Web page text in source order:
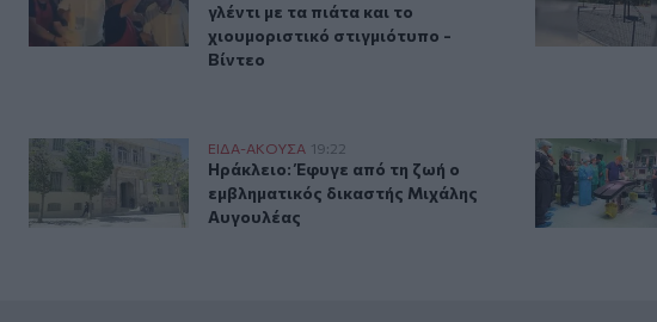
γλέντι με τα πιάτα και το
χιουμοριστικό στιγμιότυπο -
Βίντεο
Η ειρωνική ανάρτηση του δημοσιογράφου
Μαριά Καρυστιανού: Η ειρωνική ανάρτηση του δημοσιογράφου
Ηράκλειο: Έφυγε από τη ζωή ο εμβληματικός δικαστής Μιχάλης
ΕΙΔΑ-ΑΚΟΥΣΑ 19:22
Ηράκλειο: Έφυγε από τη ζωή ο εμβληματικός
Ηράκλειο: Έφυγε από τη ζωή ο
εμβληματικός δικαστής Μιχάλης
Αυγουλέας
Δύο